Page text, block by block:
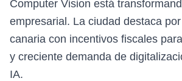
Computer Vision está
empresarial. La ciudad destaca
canaria con incentivos fiscales
y creciente demanda de
IA.